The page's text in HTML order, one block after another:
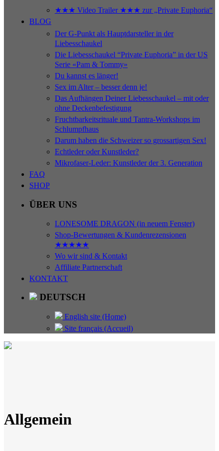
★★★ Video Trailer ★★★ zur „Private Euphoria“
BLOG
Der G-Punkt als Hauptdarsteller in der
Liebesschaukel
Die Liebesschaukel “Private Euphoria” in der US
Serie «Pam & Tommy»
Du kannst es länger!
Sex im Alter – besser denn je!
Das Aufhängen Deiner Liebesschaukel – mit oder
ohne Deckenbefestigung
Fruchtbarkeitsrituale und Tantra-Workshops im
Schlumpfhaus
Darum haben die Schweizer so grossartigen Sex!
Echtleder oder Kunstleder?
Mikrofaser-Leder: Kunstleder der 3. Generation
FAQ
SHOP
ÜBER UNS
LONESOME DRAGON (in neuem Fenster)
Shop-Bewertungen & Kundenrezensionen
★★★★★
Wo wir sind & Kontakt
Affiliate Partnerschaft
KONTAKT
DEUTSCH
English site (Home)
Site français (Accueil)
Allgemein